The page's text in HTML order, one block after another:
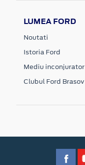
LUMEA FORD
Noutati
Istoria Ford
Mediu inconjurator
Clubul Ford Brasov